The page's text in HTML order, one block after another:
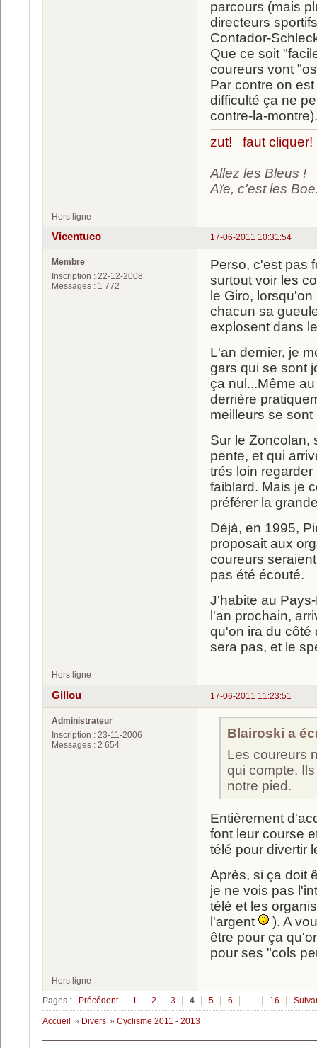
parcours (mais
directeurs
Contador-
Que ce soit
coureurs vont
Par contre on
difficulté ça ne
contre-la-montre).
zut! faut cliquer!
Allez les Bleus !
Aïe, c'est les
Hors ligne
17-06-2011 10:31:54
Vicentuco
Membre
Inscription : 22-12-2008
Messages : 1 772
Perso, c'est pas
surtout voir les
le Giro,
chacun sa
explosent dans
L'an dernier, je
gars qui se sont
ça nul...Même
derrière
meilleurs se
Sur le Zoncolan,
pente, et qui
trés loin
faiblard. Mais je
préférer la
Déjà, en 1995,
proposait aux
coureurs
pas été écouté.
J'habite au
l'an prochain,
qu'on ira du côté
sera pas, et le
Hors ligne
17-06-2011 11:23:51
Gillou
Administrateur
Inscription : 23-11-2006
Messages : 2 654
Blairoski a
Les coureurs
qui compte.
notre pied.
Entièrement
font leur course
télé pour divertir
Après, si ça doit
je ne vois pas
télé et les
l'argent
). A
être pour ça
pour ses "cols
Hors ligne
Pages :
Précédent 1 2 3 4 5 6 16
Accueil » Divers » Cyclisme 2011 - 2013